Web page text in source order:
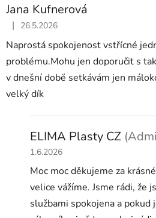
Jana Kufnerová
Hodnocení obchodu je 5 z 5
| 26.5.2026
Naprostá spokojenost vstřícné
problému.Mohu jen doporučit s
v dnešní dobĕ setkávám jen
velký dík
ELIMA Plasty CZ
1.6.2026
Moc moc děkujeme za
velice vážíme. Jsme rádi, že
službami spokojena a pokud